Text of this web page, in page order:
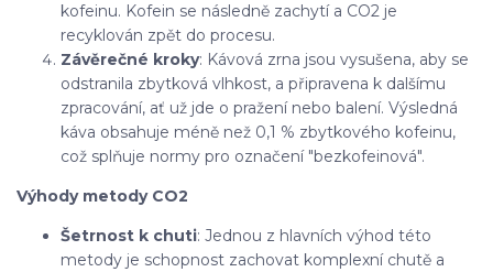
kofeinu. Kofein se následně zachytí a CO2 je
recyklován zpět do procesu.
Závěrečné kroky: Kávová zrna jsou vysušena, aby se
odstranila zbytková vlhkost, a připravena k dalšímu
zpracování, ať už jde o pražení nebo balení. Výsledná
káva obsahuje méně než 0,1 % zbytkového kofeinu,
což splňuje normy pro označení "bezkofeinová".
Výhody metody CO2
Šetrnost k chuti: Jednou z hlavních výhod této
metody je schopnost zachovat komplexní chutě a